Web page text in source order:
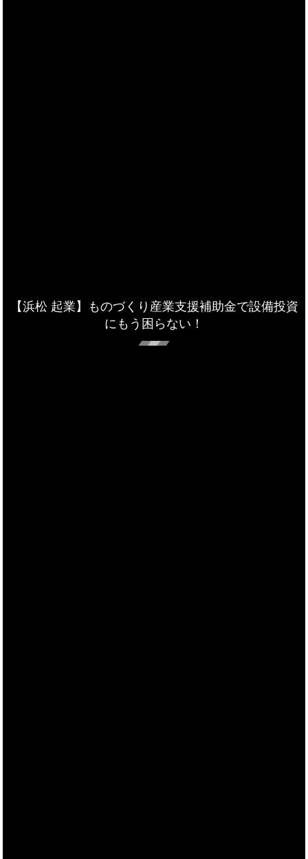
【浜松 起業】ものづくり産業支援補助金で設備投資
にもう困らない！